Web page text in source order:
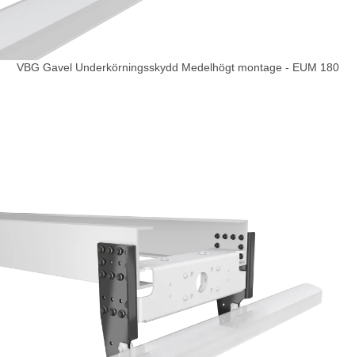
VBG Gavel Underkörningsskydd Medelhögt montage - EUM 180